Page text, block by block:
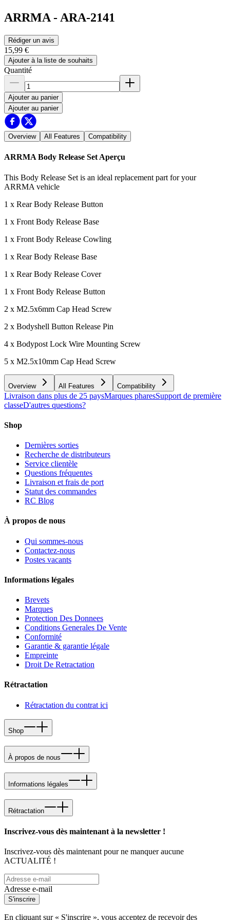
ARRMA - ARA-2141
Rédiger un avis
15,99 €
Ajouter à la liste de souhaits
Quantité
Ajouter au panier
Ajouter au panier
Overview All Features Compatibility
ARRMA Body Release Set Aperçu
This Body Release Set is an ideal replacement part for your
ARRMA vehicle
1 x Rear Body Release Button
1 x Front Body Release Base
1 x Front Body Release Cowling
1 x Rear Body Release Base
1 x Rear Body Release Cover
1 x Front Body Release Button
2 x M2.5x6mm Cap Head Screw
2 x Bodyshell Button Release Pin
4 x Bodypost Lock Wire Mounting Screw
5 x M2.5x10mm Cap Head Screw
Overview All Features Compatibility
Livraison dans plus de 25 paysMarques pharesSupport de première
classeD'autres questions?
Shop
Dernières sorties
Recherche de distributeurs
Service clientèle
Questions fréquentes
Livraison et frais de port
Statut des commandes
RC Blog
À propos de nous
Qui sommes-nous
Contactez-nous
Postes vacants
Informations légales
Brevets
Marques
Protection Des Donnees
Conditions Generales De Vente
Conformité
Garantie & garantie légale
Empreinte
Droit De Retractation
Rétractation
Rétractation du contrat ici
Shop
À propos de nous
Informations légales
Rétractation
Inscrivez-vous dès maintenant à la newsletter !
Inscrivez-vous dès maintenant pour ne manquer aucune
ACTUALITÉ !
Adresse e-mail
S'inscrire
En cliquant sur « S'inscrire », vous acceptez de recevoir des